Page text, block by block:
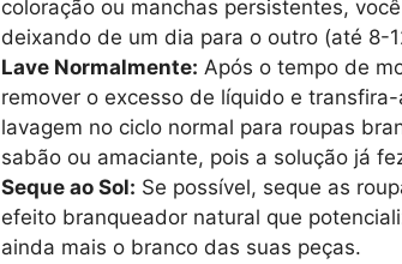
coloração ou manchas persistentes,
deixando de um dia para o outro (até 8-
Lave Normalmente: Após o tempo de
remover o excesso de líquido e
lavagem no ciclo normal para roupas
sabão ou amaciante, pois a solução já
Seque ao Sol: Se possível, seque as
efeito branqueador natural que
ainda mais o branco das suas peças.